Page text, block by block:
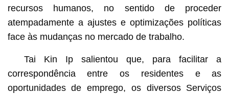
recursos humanos, no sentido de proceder
atempadamente a ajustes e optimizações políticas
face às mudanças no mercado de trabalho.
Tai Kin Ip salientou que, para facilitar a
correspondência entre os residentes e as
oportunidades de emprego, os diversos Serviços